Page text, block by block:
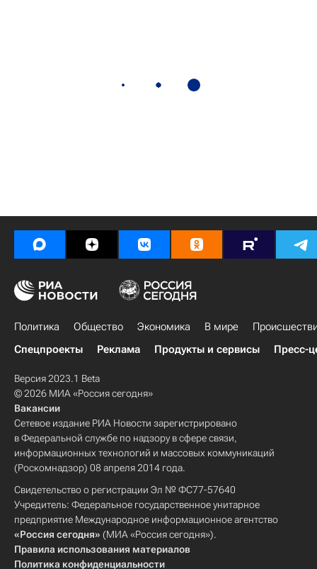
Политика Общество Экономика В мире
Спецпроекты
Реклама Продукты и сервисы Пресс-
Версия 2023.1 Beta
© 2026 МИА «Россия сегодня»
Вакансии
Сетевое издание РИА Новости зарегистрировано
в Федеральной службе по надзору в сфере связи,
информационных технологий и массовых коммуникаций
(Роскомнадзор) 08 апреля 2014 года.
Свидетельство о регистрации Эл № ФС77-57640
Учредитель: Федеральное государственное унитарное
предприятие Международное информационное агентство
«Россия сегодня» (МИА «Россия сегодня»).
Правила использования материалов
Политика конфиденциальности